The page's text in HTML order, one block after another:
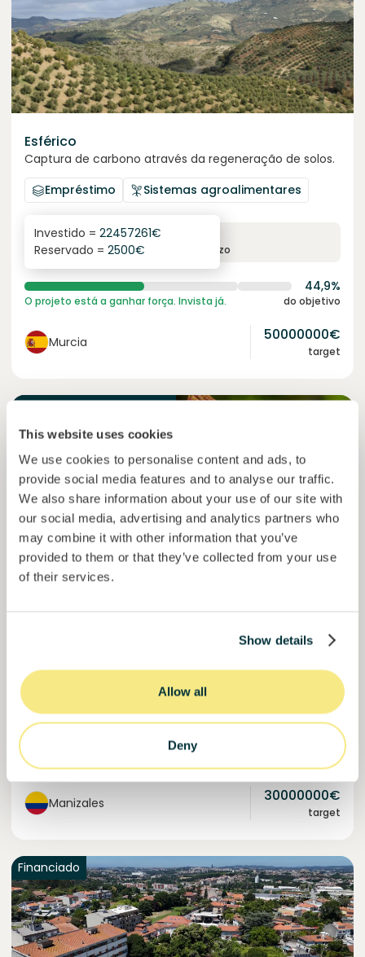
This website uses cookies
We use cookies to personalise content and ads, to
provide social media features and to analyse our traffic.
We also share information about your use of our site with
our social media, advertising and analytics partners who
may combine it with other information that you’ve
provided to them or that they’ve collected from your use
of their services.
Show details
Allow all
Deny
Esférico
Captura de carbono através da regeneração de solos.
Empréstimo
Sistemas agroalimentares
6.3%
juro anual prazo
Investido = 22457261€
Reservado = 2500€
44,9%
O projeto está a ganhar força. Invista já. do objetivo
Murcia 50000000€
target
juro anual
6
prazo
Reservado = 15000€
Já mais de metade financiado. Não perca. do objetivo
Manizales 30000000€
target
Financiado